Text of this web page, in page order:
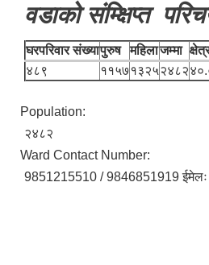
वडाको संम्क्षिप्त
घरपरिवार संख्यापुरुष महिलाजम्मा
४८९
११५७१३२५२४८२
Population:
२४८२
Ward Contact Number:
9851215510 / 9846851919